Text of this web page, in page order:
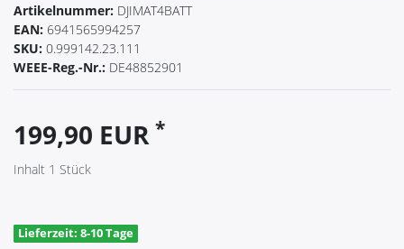
Artikelnummer: DJIMAT4BATT
EAN: 6941565994257
SKU: 0.999142.23.111
WEEE-Reg.-Nr.: DE48852901
199,90 EUR *
Inhalt 1 Stück
Lieferzeit: 8-10 Tage